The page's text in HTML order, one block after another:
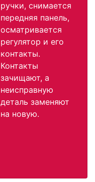
ручки, снимается
передняя панель,
осматривается
регулятор и его
контакты.
Контакты
зачищают, а
неисправную
деталь заменяют
на новую.